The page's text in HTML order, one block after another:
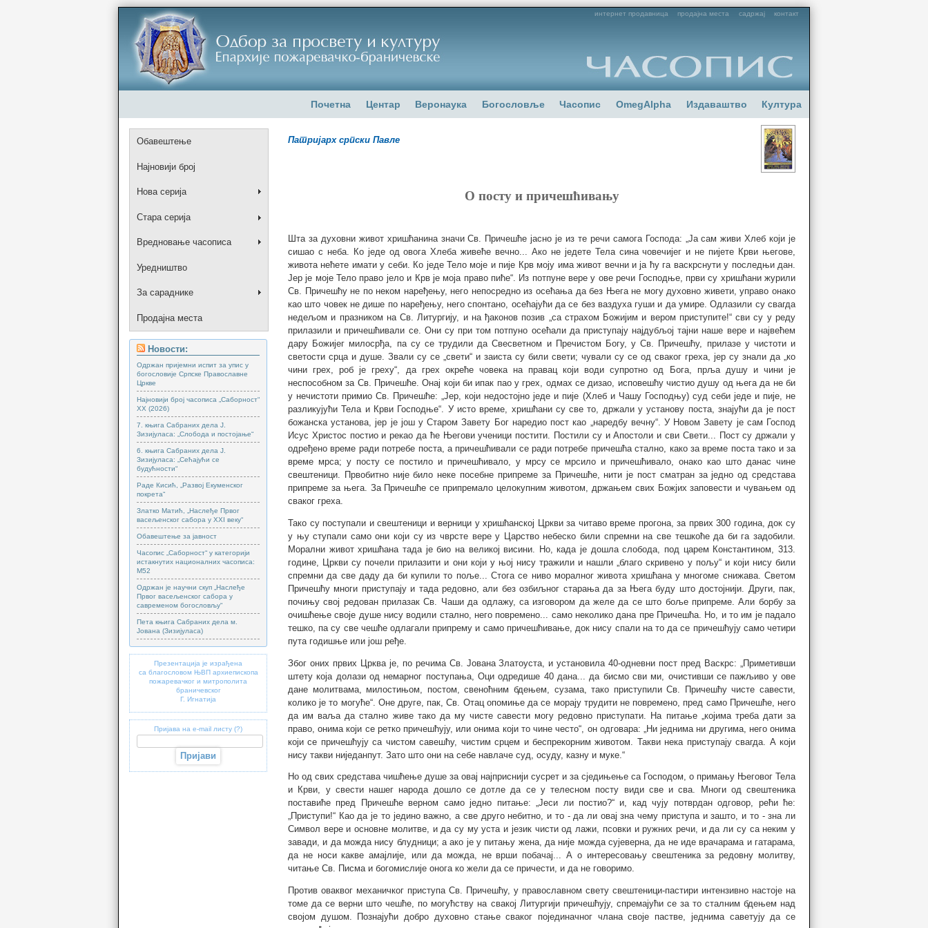
интернет продавница продајна места садржај контакт
Почетна Центар Веронаука Богословље Часопис OmegAlpha Издаваштво Култура
Обавештење
Најновији број
Нова серија
Стара серија
Вредновање часописа
Уредништво
За сараднике
Продајна места
Новости:
Одржан пријемни испит за упис у
богословије Српске Православне
Цркве
Најновији број часописа „Саборност“
XX (2026)
7. књига Сабраних дела Ј.
Зизијуласа: „Слобода и постојање“
6. књига Сабраних дела Ј.
Зизијуласа: „Сећајући се
будућности“
Раде Кисић, „Развој Екуменског
покрета“
Златко Матић, „Наслеђе Првог
васељенског сабора у XXI веку“
Обавештење за јавност
Часопис „Саборност“ у категорији
истакнутих националних часописа:
М52
Одржан је научни скуп „Наслеђе
Првог васељенског сабора у
савременом богословљу“
Пета књига Сабраних дела м.
Јована (Зизијуласа)
Презентација је израђена
са благословом ЊВП архиепископа
пожаревачког и митрополита
браничевског
Г. Игнатија
Пријава на e-mail листу (?)
Патријарх српски Павле
О посту и причешћивању
Шта за духовни живот хришћанина значи Св. Причешће јасно је из те речи самога Господа: „Ја сам живи Хлеб који је
сишао с неба. Ко једе од овога Хлеба живеће вечно... Ако не једете Тела сина човечијег и не пијете Крви његове,
живота нећете имати у себи. Ко једе Тело моје и пије Крв моју има живот вечни и ја ћу га васкрснути у последњи дан.
Јер је моје Тело право јело и Крв је моја право пиће“. Из потпуне вере у ове речи Господње, први су хришћани журили
Св. Причешћу не по неком наређењу, него непосредно из осећања да без Њега не могу духовно живети, управо онако
као што човек не дише по наређењу, него спонтано, осећајући да се без ваздуха гуши и да умире. Одлазили су свагда
недељом и празником на Св. Литургију, и на ђаконов позив „са страхом Божијим и вером приступите!“ сви су у реду
прилазили и причешћивали се. Они су при том потпуно осећали да приступају најдубљој тајни наше вере и највећем
дару Божијег милосрђа, па су се трудили да Свесветном и Пречистом Богу, у Св. Причешћу, прилазе у чистоти и
светости срца и душе. Звали су се „свети“ и заиста су били свети; чували су се од сваког греха, јер су знали да „ко
чини грех, роб је греху“, да грех окреће човека на правац који води супротно од Бога, прља душу и чини је
неспособном за Св. Причешће. Онај који би ипак пао у грех, одмах се дизао, исповешћу чистио душу од њега да не би
у нечистоти примио Св. Причешће: „Јер, који недостојно једе и пије (Хлеб и Чашу Господњу) суд себи једе и пије, не
разликујући Тела и Крви Господње“. У исто време, хришћани су све то, држали у установу поста, знајући да је пост
божанска установа, јер је још у Старом Завету Бог наредио пост као „наредбу вечну“. У Новом Завету је сам Господ
Исус Христос постио и рекао да ће Његови ученици постити. Постили су и Апостоли и сви Свети... Пост су држали у
одређено време ради потребе поста, а причешћивали се ради потребе причешћа стално, како за време поста тако и за
време мрса; у посту се постило и причешћивало, у мрсу се мрсило и причешћивало, онако као што данас чине
свештеници. Првобитно није било неке посебне припреме за Причешће, нити је пост сматран за једно од средстава
припреме за њега. За Причешће се припремало целокупним животом, држањем свих Божјих заповести и чувањем од
сваког греха.
Тако су поступали и свештеници и верници у хришћанској Цркви за читаво време прогона, за првих 300 година, док су
у њу ступали само они који су из чврсте вере у Царство небеско били спремни на све тешкоће да би га задобили.
Морални живот хришћана тада је био на великој висини. Но, када је дошла слобода, под царем Константином, 313.
године, Цркви су почели прилазити и они који у њој нису тражили и нашли „благо скривено у пољу“ и који нису били
спремни да све даду да би купили то поље... Стога се ниво моралног живота хришћана у многоме снижава. Светом
Причешћу многи приступају и тада редовно, али без озбиљног старања да за Њега буду што достојнији. Други, пак,
почињу свој редован прилазак Св. Чаши да одлажу, са изговором да желе да се што боље припреме. Али борбу за
очишћење своје душе нису водили стално, него повремено... само неколико дана пре Причешћа. Но, и то им је падало
тешко, па су све чешће одлагали припрему и само причешћивање, док нису спали на то да се причешћују само четири
пута годишње или још ређе.
Због оних првих Црква је, по речима Св. Јована Златоуста, и установила 40-одневни пост пред Васкрс: „Приметивши
штету која долази од немарног поступања, Оци одредише 40 дана... да бисмо сви ми, очистивши се пажљиво у ове
дане молитвама, милостињом, постом, свеноћним бдењем, сузама, тако приступили Св. Причешћу чисте савести,
колико је то могуће“. Оне друге, пак, Св. Отац опомиње да се морају трудити не повремено, пред само Причешће, него
да им ваља да стално живе тако да му чисте савести могу редовно приступати. На питање „којима треба дати за
право, онима који се ретко причешћују, или онима који то чине често“, он одговара: „Ни једнима ни другима, него онима
који се причешћују са чистом савешћу, чистим срцем и беспрекорним животом. Такви нека приступају свагда. А који
нису такви ниједанпут. Зато што они на себе навлаче суд, осуду, казну и муке.“
Но од свих средстава чишћење душе за овај најприснији сусрет и за сједињење са Господом, о примању Његовог Тела
и Крви, у свести нашег народа дошло се дотле да се у телесном посту види све и сва. Многи од свештеника
поставиће пред Причешће верном само једно питање: „Јеси ли постио?“ и, кад чују потврдан одговор, рећи ће:
„Приступи!“ Као да је то једино важно, а све друго небитно, и то - да ли овај зна чему приступа и зашто, и то - зна ли
Символ вере и основне молитве, и да су му уста и језик чисти од лажи, псовки и ружних речи, и да ли су са неким у
завади, и да можда нису блудници; а ако је у питању жена, да није можда сујеверна, да не иде врачарама и гатарама,
да не носи какве амајлије, или да можда, не врши побачај... А о интересовању свештеника за редовну молитву,
читање Св. Писма и богомислије онога ко жели да се причести, и да не говоримо.
Против оваквог механичког приступа Св. Причешћу, у православном свету свештеници-пастири интензивно настоје на
томе да се верни што чешће, по могућству на свакој Литургији причешћују, спремајући се за то сталним бдењем над
својом душом. Познајући добро духовно стање сваког појединачног члана своје пастве, једнима саветују да се